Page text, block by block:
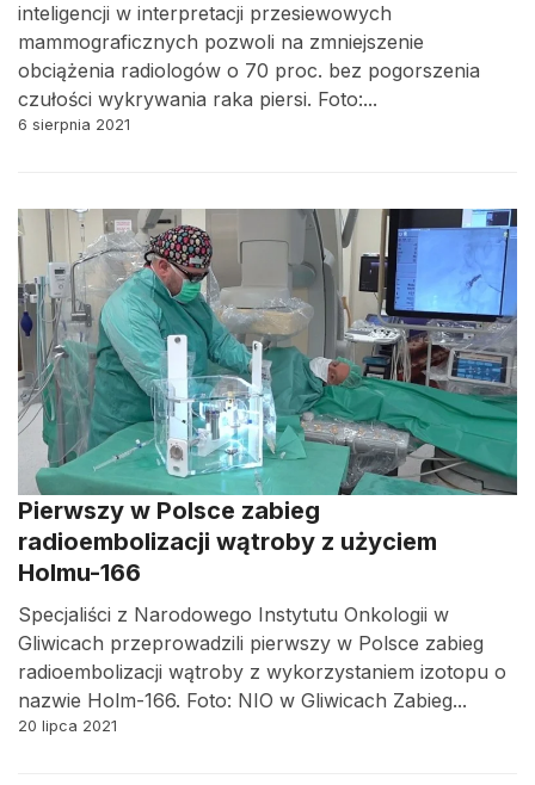
inteligencji w interpretacji przesiewowych
mammograficznych pozwoli na zmniejszenie
obciążenia radiologów o 70 proc. bez pogorszenia
czułości wykrywania raka piersi. Foto:...
6 sierpnia 2021
Pierwszy w Polsce zabieg
radioembolizacji wątroby z użyciem
Holmu-166
Specjaliści z Narodowego Instytutu Onkologii w
Gliwicach przeprowadzili pierwszy w Polsce zabieg
radioembolizacji wątroby z wykorzystaniem izotopu o
nazwie Holm-166. Foto: NIO w Gliwicach Zabieg...
20 lipca 2021